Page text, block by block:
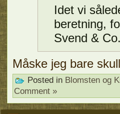
Idet vi
beretning,
Svend & Co.
Måske jeg bare
Posted in Blomsten og
Comment »